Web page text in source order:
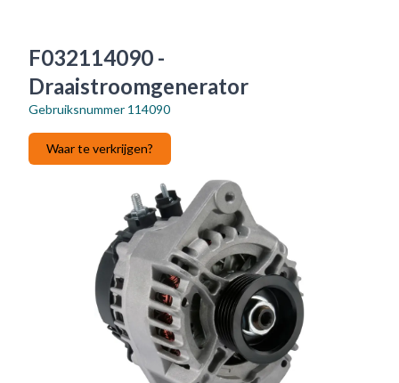
F032114090 -
Draaistroomgenerator
Gebruiksnummer 114090
Waar te verkrijgen?